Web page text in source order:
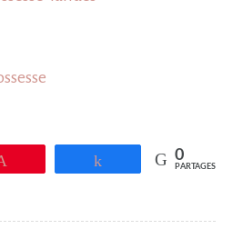
Partagez 0
PARTAGES